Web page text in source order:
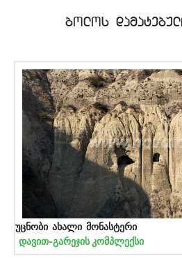
bolos
უცნობი ახალი მონასტერი
დავით-გარეჯის კომპლექსი